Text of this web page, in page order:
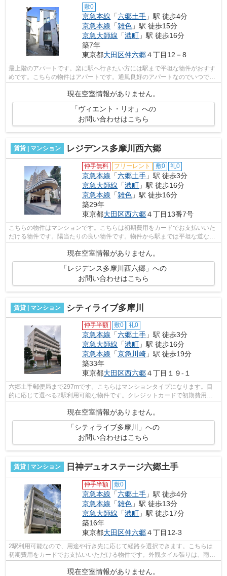
敷0
京急本線 「六郷土手 」駅 徒歩4分
京急本線 「雑色 」駅 徒歩15分
京急大師線 「港町 」駅 徒歩16分
築7年
東京都大田区仲六郷４丁目12－8
最上階のアパートです。楽に駅へ行きたい方には駅まで平坦な物件がおすす
めです。こちらの物件はアパートです。通風良好のアパートなのでいつでも
現在空室情報がありません。
「ヴィエント・リオ」への
お問い合わせはこちら
賃貸 | マンション レジデンス多摩川西六郷
仲手無料 フリーレント 敷0 礼0
京急本線 「六郷土手 」駅 徒歩3分
京急大師線 「港町 」駅 徒歩16分
京急本線 「雑色 」駅 徒歩16分
築29年
東京都大田区西六郷４丁目13番7号
こちらの物件はマンションです。こちらは初期費用をカードでお支払いいた
だける物件です。陽当たりの良い物件です。物件から駅までは平坦な道なの
で、快適に移動できます。駅まで徒歩3...
現在空室情報がありません。
「レジデンス多摩川西六郷」への
お問い合わせはこちら
賃貸 | マンション シティライブ多摩川
仲手半額 敷0 礼0
京急本線 「六郷土手 」駅 徒歩3分
京急大師線 「港町 」駅 徒歩16分
京急本線 「京急川崎 」駅 徒歩19分
築33年
東京都大田区西六郷４丁目１９-１
六郷土手郵便局まで297mです。こちらはマンションタイプになります。目
的に応じて選べる2駅利用可能な物件です。クレジットカードで初期費用を
現在空室情報がありません。
「シティライブ多摩川」への
お問い合わせはこちら
賃貸 | マンション 日神デュオステージ六郷土手
仲手半額 敷0
京急本線 「六郷土手 」駅 徒歩4分
京急本線 「雑色 」駅 徒歩13分
京急大師線 「港町 」駅 徒歩17分
築16年
東京都大田区仲六郷４丁目12-3
2駅利用可能なので、用途や行き先に応じて経路を選択できます。こちらは
初期費用をカードでお支払いいただける物件です。外観タイル張りは、雨風
現在空室情報がありません。